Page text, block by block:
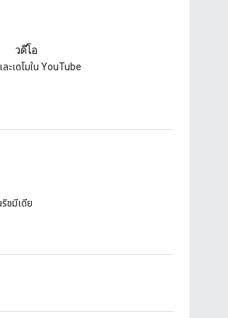
วิดีโอ
ะเดโมใน YouTube
ชมีเดีย